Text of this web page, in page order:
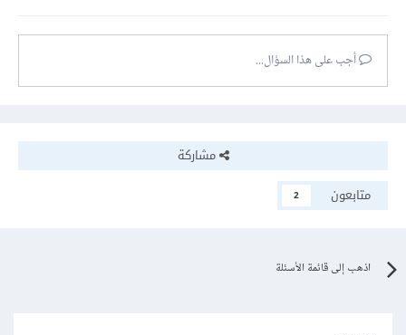
أجب على هذا السؤال...
مشاركة
متابعون
2
اذهب إلى قائمة الأسئلة